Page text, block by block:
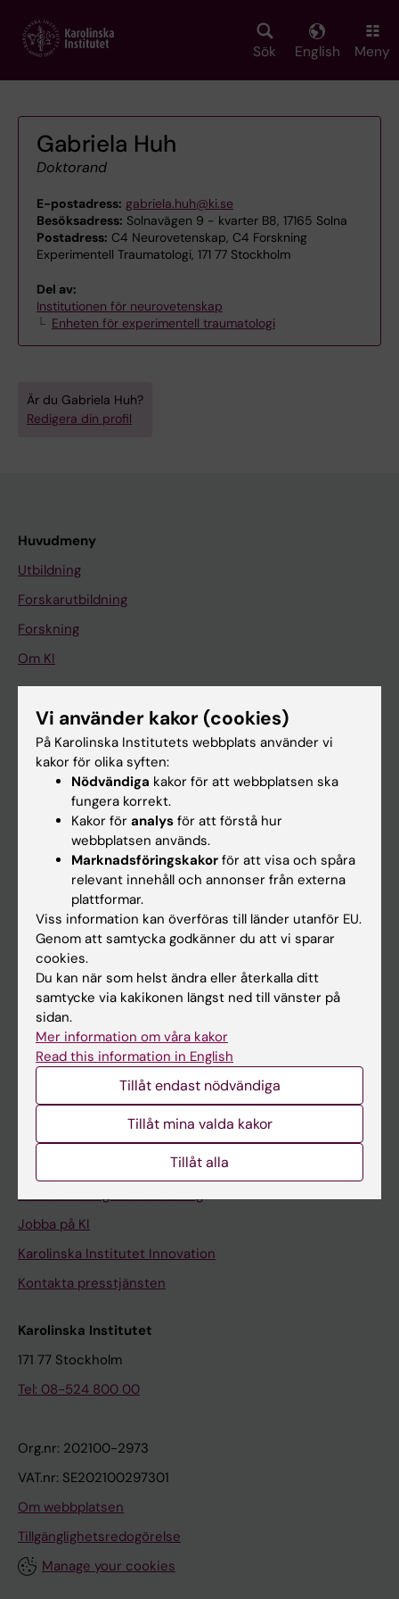
main
Sök English Meny
Gabriela Huh
Doktorand
E-postadress: gabriela.huh@ki.se
Besöksadress: Solnavägen 9 - kvarter B8, 17165 Solna
Postadress: C4 Neurovetenskap, C4 Forskning
Experimentell Traumatologi, 171 77 Stockholm
Del av:
Institutionen för neurovetenskap
Enheten för experimentell traumatologi
Är du Gabriela Huh?
Redigera din profil
Huvudmeny
Utbildning
Forskarutbildning
Forskning
Om KI
På gång
Nyheter
Kalender
Student
Schema
Studentmejlen
Kurs- och programwebbar
Student på KI
Medarbetare
Medarbetarportalen
Kontakta och besök KI
Stöd forskning och utbildning
Jobba på KI
Karolinska Institutet Innovation
Kontakta presstjänsten
Karolinska Institutet
171 77 Stockholm
Tel: 08-524 800 00
Org.nr: 202100-2973
VAT.nr: SE202100297301
Om webbplatsen
Tillgänglighetsredogörelse
Manage your cookies
Vi använder kakor (cookies)
På Karolinska Institutets webbplats använder vi
kakor för olika syften:
Nödvändiga kakor för att webbplatsen ska
fungera korrekt.
Kakor för analys för att förstå hur
webbplatsen används.
Marknadsföringskakor för att visa och spåra
relevant innehåll och annonser från externa
plattformar.
Viss information kan överföras till länder utanför EU.
Genom att samtycka godkänner du att vi sparar
cookies.
Du kan när som helst ändra eller återkalla ditt
samtycke via kakikonen längst ned till vänster på
sidan.
Mer information om våra kakor
Read this information in English
Tillåt endast nödvändiga
Tillåt mina valda kakor
Tillåt alla